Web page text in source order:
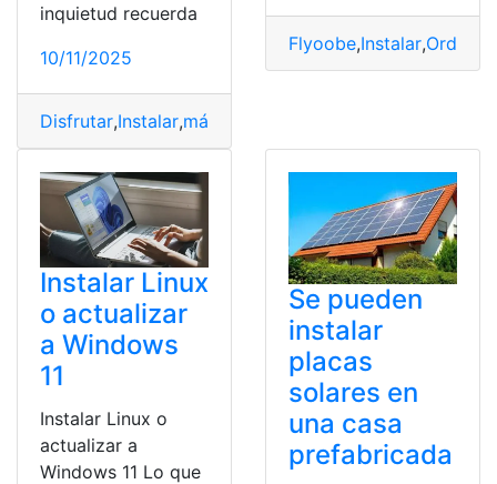
inquietud recuerda
10/11/2025
Disfrutar,Instalar,máxima
Flyoobe,Instalar,
Instalar Linux
o actualizar
a Windows
11
Instalar Linux o
actualizar a
Windows 11 Lo que
Se pueden
instalar
placas
solares en
una casa
prefabricada